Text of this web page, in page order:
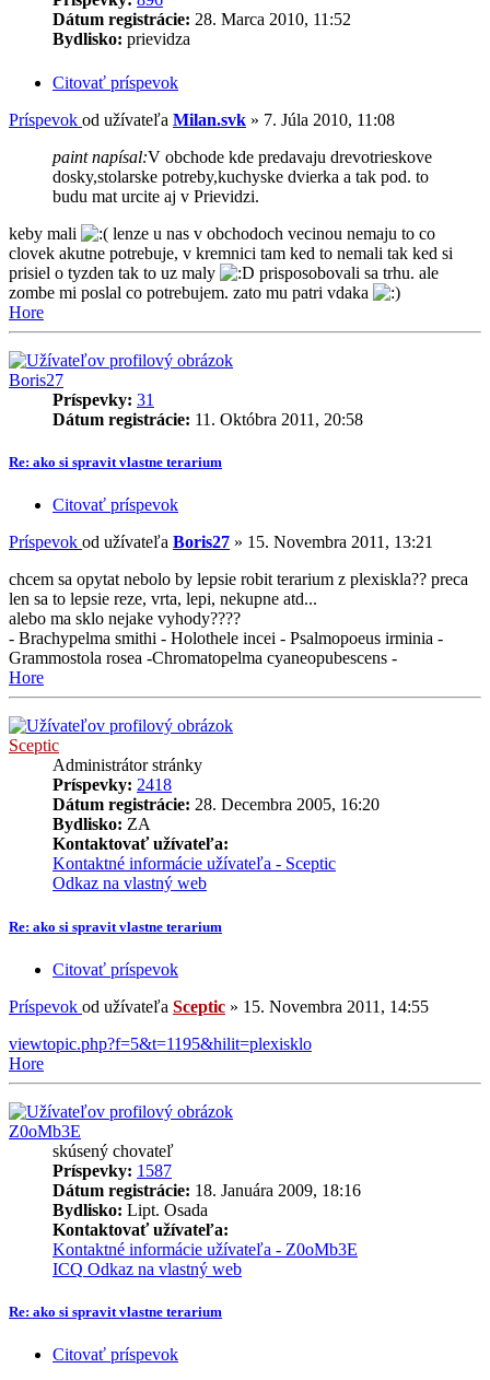
Dátum registrácie: 28. Marca 2010, 11:52
Bydlisko: prievidza
Citovať príspevok
Príspevok od užívateľa Milan.svk » 7. Júla 2010, 11:08
paint napísal:V obchode kde predavaju drevotrieskove
dosky,stolarske potreby,kuchyske dvierka a tak pod. to
budu mat urcite aj v Prievidzi.
keby mali
lenze u nas v obchodoch vecinou nemaju to co
clovek akutne potrebuje, v kremnici tam ked to nemali tak ked si
prisiel o tyzden tak to uz maly
prisposobovali sa trhu. ale
zombe mi poslal co potrebujem. zato mu patri vdaka
Hore
Boris27
Príspevky: 31
Dátum registrácie: 11. Októbra 2011, 20:58
Re: ako si spravit vlastne terarium
Citovať príspevok
Príspevok od užívateľa Boris27 » 15. Novembra 2011, 13:21
chcem sa opytat nebolo by lepsie robit terarium z plexiskla?? preca
len sa to lepsie reze, vrta, lepi, nekupne atd...
alebo ma sklo nejake vyhody????
- Brachypelma smithi - Holothele incei - Psalmopoeus irminia -
Grammostola rosea -Chromatopelma cyaneopubescens -
Hore
Sceptic
Administrátor stránky
Príspevky: 2418
Dátum registrácie: 28. Decembra 2005, 16:20
Bydlisko: ZA
Kontaktovať užívateľa:
Kontaktné informácie užívateľa - Sceptic
Odkaz na vlastný web
Re: ako si spravit vlastne terarium
Citovať príspevok
Príspevok od užívateľa Sceptic » 15. Novembra 2011, 14:55
viewtopic.php?f=5&t=1195&hilit=plexisklo
Hore
Z0oMb3E
skúsený chovateľ
Príspevky: 1587
Dátum registrácie: 18. Januára 2009, 18:16
Bydlisko: Lipt. Osada
Kontaktovať užívateľa:
Kontaktné informácie užívateľa - Z0oMb3E
ICQ Odkaz na vlastný web
Re: ako si spravit vlastne terarium
Citovať príspevok